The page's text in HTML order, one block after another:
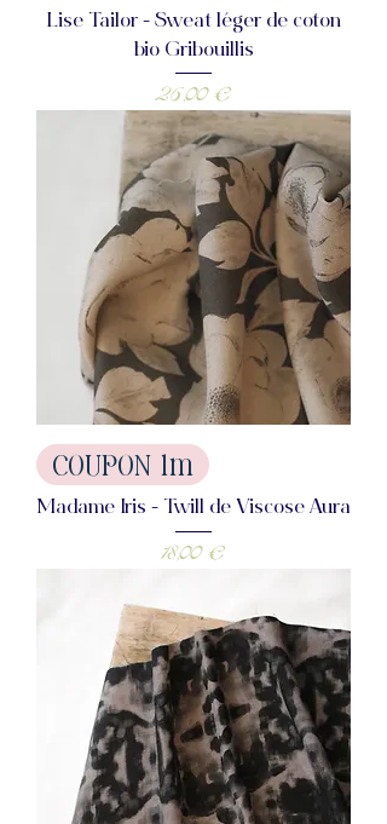
Lise Tailor - Sweat léger de coton
bio Gribouillis
Prix
26,00 €
COUPON 1m
Madame Iris - Twill de Viscose Aura
Prix
18,00 €